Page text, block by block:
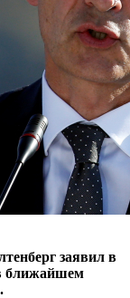
заявил в
ближайшем